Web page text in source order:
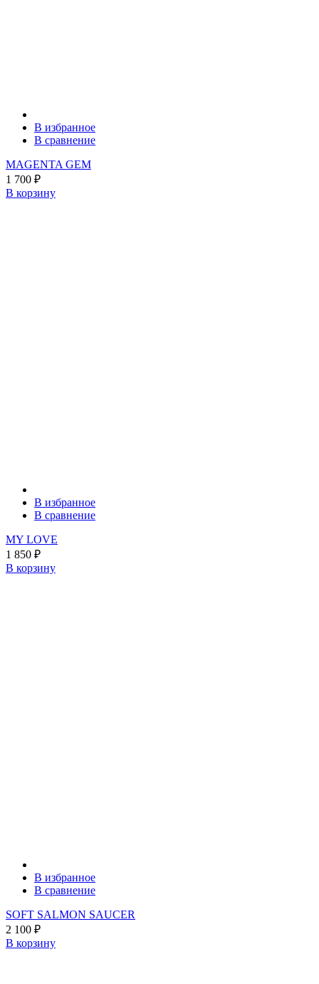
В избранное
В сравнение
MAGENTA GEM
1 700 ₽
В корзину
В избранное
В сравнение
MY LOVE
1 850 ₽
В корзину
В избранное
В сравнение
SOFT SALMON SAUCER
2 100 ₽
В корзину